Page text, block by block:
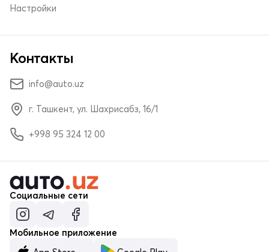
Настройки
Контакты
info@auto.uz
г. Ташкент, ул. Шахрисабз, 16/1
+998 95 324 12 00
Социальные сети
Мобильное приложение